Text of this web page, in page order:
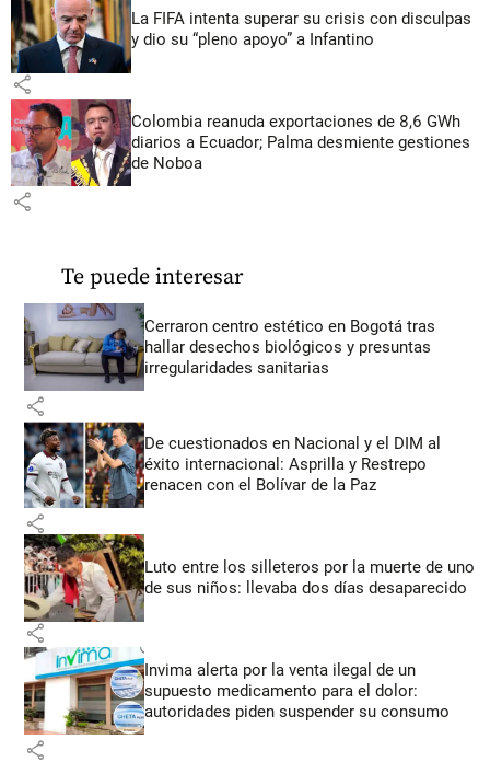
La FIFA intenta superar su crisis con disculpas
y dio su “pleno apoyo” a Infantino
share
Colombia reanuda exportaciones de 8,6 GWh
diarios a Ecuador; Palma desmiente gestiones
de Noboa
share
Te puede interesar
Cerraron centro estético en Bogotá tras
hallar desechos biológicos y presuntas
irregularidades sanitarias
share
De cuestionados en Nacional y el DIM al
éxito internacional: Asprilla y Restrepo
renacen con el Bolívar de la Paz
share
Luto entre los silleteros por la muerte de uno
de sus niños: llevaba dos días desaparecido
share
Invima alerta por la venta ilegal de un
supuesto medicamento para el dolor:
autoridades piden suspender su consumo
share